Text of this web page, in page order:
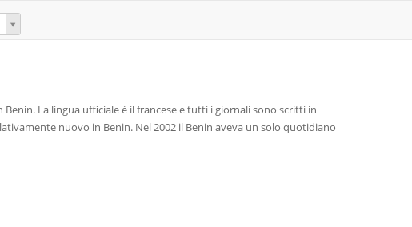
La lingua ufficiale è il francese e tutti i giornali sono scritti in
nuovo in Benin. Nel 2002 il Benin aveva un solo quotidiano